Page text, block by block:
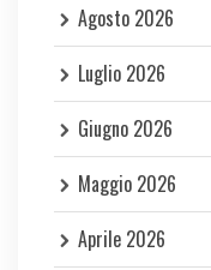
Agosto 2026
Luglio 2026
Giugno 2026
Maggio 2026
Aprile 2026